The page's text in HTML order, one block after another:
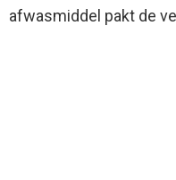
afwasmiddel pakt de